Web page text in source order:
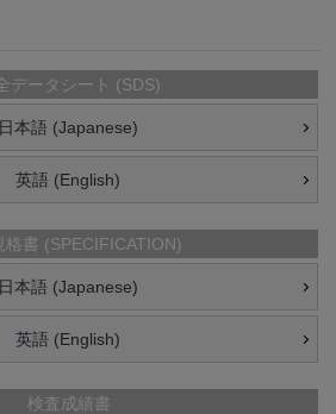
データシート (SDS)
日本語 (Japanese)
英語 (English)
格書 (SPECIFICATION)
日本語 (Japanese)
英語 (English)
検査成績書